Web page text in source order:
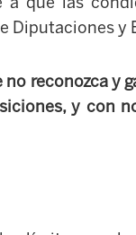
Diputaciones y
no reconozca y
y con